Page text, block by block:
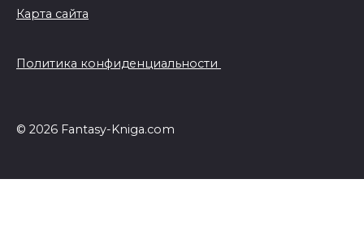
Карта сайта
Политика конфиденциальности
© 2026 Fantasy-Kniga.com